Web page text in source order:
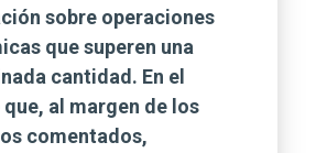
sobre operaciones
que superen una
cantidad. En el
que, al margen de los
comentados,